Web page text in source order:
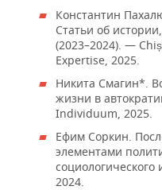
Константин
Статьи об
(2023–2024). —
Expertise, 2025.
Никита Смагин*.
жизни в
Individuum, 2025.
Ефим Соркин.
элементами
2024.